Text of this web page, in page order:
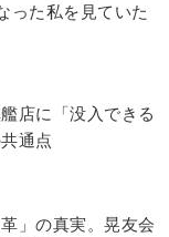
った私を見ていた
店に「没入できる
通点
」の真実。晃友会